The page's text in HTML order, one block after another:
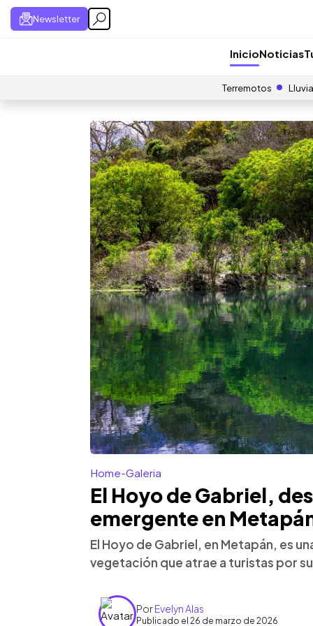
Newsletter
InicioNoticias
Terremotos
Home-Galeria
El Hoyo de Gabriel,
emergente en
El Hoyo de Gabriel, en Metapán, es
vegetación que atrae a turistas por
PorEvelyn Alas
Publicado el 26 de marzo de 2026